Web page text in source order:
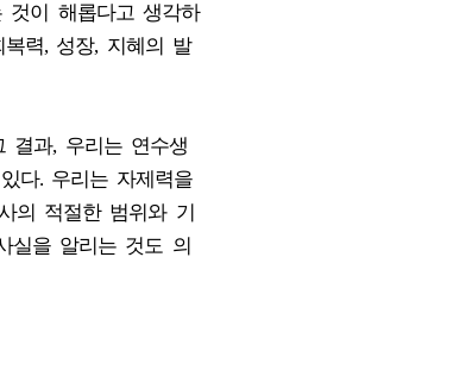
것이 해롭다고 생각하
력, 성장, 지혜의 발
결과, 우리는 연수생
다. 우리는 자제력을
의 적절한 범위와 기
실을 알리는 것도 의